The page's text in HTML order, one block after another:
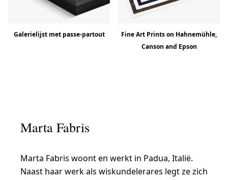
Galerielijst met passe-partout
Fine Art Prints on Hahnemühle,
Canson and Epson
Marta Fabris
Marta Fabris woont en werkt in Padua, Italië.
Naast haar werk als wiskundelerares legt ze zich